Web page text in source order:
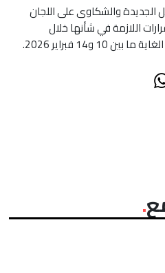
الجديدة والشكاوى على اللجان
اللازمة في شأنها خلال
و14 فبراير 2026.